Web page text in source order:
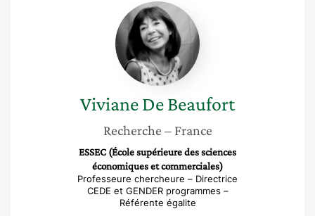
Viviane
De
Beaufort
VivianeDe Beaufort
Recherche – France
ESSEC (École supérieure des sciences
économiques et commerciales)
Professeure chercheure – Directrice
CEDE et GENDER programmes –
Référente égalite